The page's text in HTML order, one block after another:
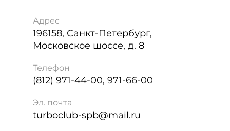
Адрес
196158, Санкт-Петербург,
Московское шоссе, д. 8
Телефон
(812) 971-44-00, 971-66-00
Эл. почта
turboclub-spb@mail.ru